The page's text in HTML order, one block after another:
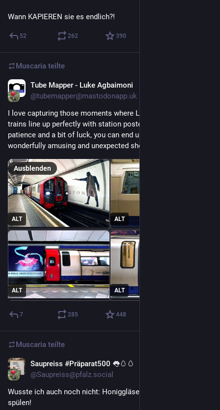
Wann KAPIEREN sie es endlich?!
52 262 390
Muscaria teilte
Tube Mapper - Luke Agbaimoni
@tubemapper@mastodonapp.uk
I love capturing those moments where London Underground
trains line up perfectly with station posters. With a little
patience and a bit of luck, you can end up with some
wonderfully amusing and unexpected shots.
ALT ALT
ALT ALT
Ausblenden
7 285 448
Muscaria teilte
Saupreiss #Präparat500 👅🥚🥚
@Saupreiss@pfalz.social
Wusste ich auch noch nicht: Honiggläser vor Entsorgung erst
spülen!